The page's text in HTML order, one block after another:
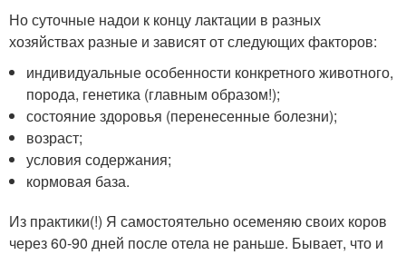
Но суточные надои к концу лактации в разных
хозяйствах разные и зависят от следующих факторов:
индивидуальные особенности конкретного животного,
порода, генетика (главным образом!);
состояние здоровья (перенесенные болезни);
возраст;
условия содержания;
кормовая база.
Из практики(!) Я самостоятельно осеменяю своих коров
через 60-90 дней после отела не раньше. Бывает, что и